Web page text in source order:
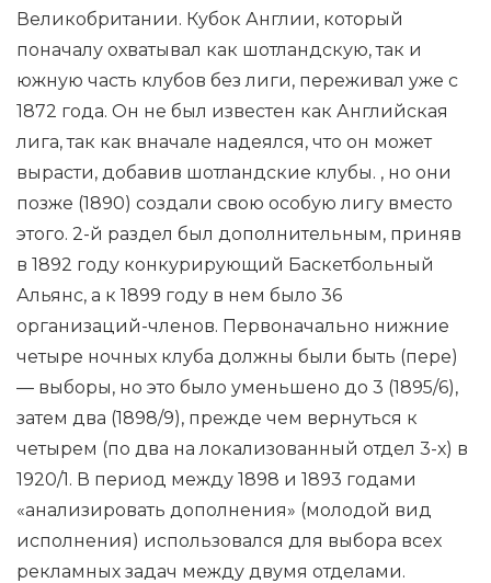
Великобритании. Кубок Англии, который
поначалу охватывал как шотландскую, так и
южную часть клубов без лиги, переживал уже с
1872 года. Он не был известен как Английская
лига, так как вначале надеялся, что он может
вырасти, добавив шотландские клубы. , но они
позже (1890) создали свою особую лигу вместо
этого. 2-й раздел был дополнительным, приняв
в 1892 году конкурирующий Баскетбольный
Альянс, а к 1899 году в нем было 36
организаций-членов. Первоначально нижние
четыре ночных клуба должны были быть (пере)
— выборы, но это было уменьшено до 3 (1895/6),
затем два (1898/9), прежде чем вернуться к
четырем (по два на локализованный отдел 3-х) в
1920/1. В период между 1898 и 1893 годами
«анализировать дополнения» (молодой вид
исполнения) использовался для выбора всех
рекламных задач между двумя отделами.